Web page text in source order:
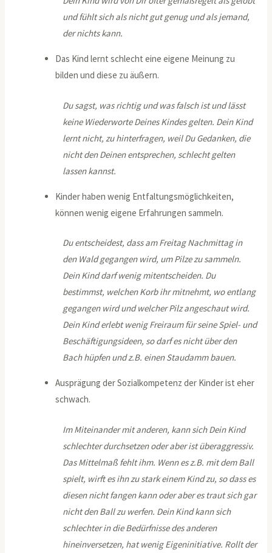
und fühlt sich als nicht gut genug und als jemand,
der nichts kann.
Das Kind lernt schlecht eine eigene Meinung zu
bilden und diese zu äußern.
Du sagst, was richtig und was falsch ist und lässt
keine Wiederworte Deines Kindes gelten. Dein Kind
lernt nicht, zu hinterfragen, weil Du Gedanken, die
nicht den Deinen entsprechen, schlecht gelten
lassen kannst.
Kinder haben wenig Entfaltungsmöglichkeiten,
können wenig eigene Erfahrungen sammeln.
Du entscheidest, dass am Freitag Nachmittag in
den Wald gegangen wird, um Pilze zu sammeln.
Dein Kind darf wenig mitentscheiden. Du
bestimmst, welchen Korb ihr mitnehmt, wo entlang
gegangen wird und welcher Pilz angeschaut wird.
Dein Kind erlebt wenig Freiraum für seine Spiel- und
Beschäftigungsideen, so darf es nicht über den
Bach hüpfen und z.B. einen Staudamm bauen.
Ausprägung der Sozialkompetenz der Kinder ist eher
schwach.
Im Miteinander mit anderen, kann sich Dein Kind
schlechter durchsetzen oder aber ist überaggressiv.
Das Mittelmaß fehlt ihm. Wenn es z.B. mit dem Ball
spielt, wirft es ihn zu stark einem Kind zu, so dass es
diesen nicht fangen kann oder aber es traut sich gar
nicht den Ball zu werfen. Dein Kind kann sich
schlechter in die Bedürfnisse des anderen
hineinversetzen, hat wenig Eigeninitiative. Rollt der